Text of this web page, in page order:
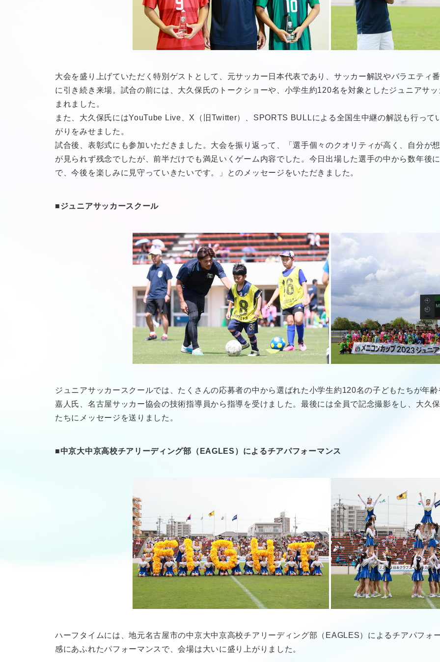
大会を盛り上げていただく特別ゲストとして、元サッカー日本代表であり、サッカー解説やバラエティ
に引き続き来場。試合の前には、大久保氏のトークショーや、小学生約120名を対象としたジュニアサ
まれました。
また、大久保氏にはYouTube Live、X（旧Twitter）、SPORTS BULLによる全国生中継の解説も行って
がりをみせました。
試合後、表彰式にも参加いただきました。大会を振り返って、「選手個々のクオリティが高く、自分が
が見られず残念でしたが、前半だけでも満足いくゲーム内容でした。今日出場した選手の中から数年後
で、今後を楽しみに見守っていきたいです。」とのメッセージをいただきました。
■ジュニアサッカースクール
ジュニアサッカースクールでは、たくさんの応募者の中から選ばれた小学生約120名の子どもたちが年
嘉人氏、名古屋サッカー協会の技術指導員から指導を受けました。最後には全員で記念撮影をし、大久
たちにメッセージを送りました。
■中京大中京高校チアリーディング部（EAGLES）によるチアパフォーマンス
ハーフタイムには、地元名古屋市の中京大中京高校チアリーディング部（EAGLES）によるチアパフォ
感にあふれたパフォーマンスで、会場は大いに盛り上がりました。